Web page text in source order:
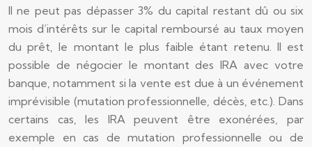
Il ne peut pas dépasser 3% du capital restant dû ou six
mois d’intérêts sur le capital remboursé au taux moyen
du prêt, le montant le plus faible étant retenu. Il est
possible de négocier le montant des IRA avec votre
banque, notamment si la vente est due à un événement
imprévisible (mutation professionnelle, décès, etc.). Dans
certains cas, les IRA peuvent être exonérées, par
exemple en cas de mutation professionnelle ou de